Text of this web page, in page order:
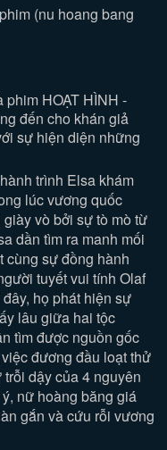
(nu hoang bang
HOẠT HÌNH -
đến cho khán giả
sự hiện diện những
trình Elsa khám
lúc vương quốc
vò bởi sự tò mò từ
dần tìm ra manh mối
cùng sự đồng hành
tuyết vui tính Olaf
họ phát hiện sự
lâu giữa hai tộc
tìm được nguồn gốc
đương đầu loạt thử
dậy của 4 nguyên
nữ hoàng băng giá
gắn và cứu rỗi vương